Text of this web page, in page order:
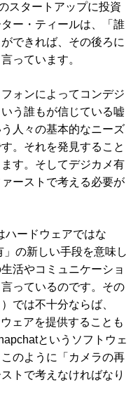
スタートアップに投資
ー・ティールは、「誰
できれば、その後ろに
っています。
ォンによってコンデジ
う誰もが信じている嘘
人々の基本的なニーズ
。それを発見すること
す。そしてデジカメ有
ーストで考える必要が
ードウェアではな
の新しい手段を意味し
活やコミュニケーショ
っているのです。その
では不十分ならば、
ェアを提供することも
というソフトウェ
のように「カメラの再
トで考えなければなり